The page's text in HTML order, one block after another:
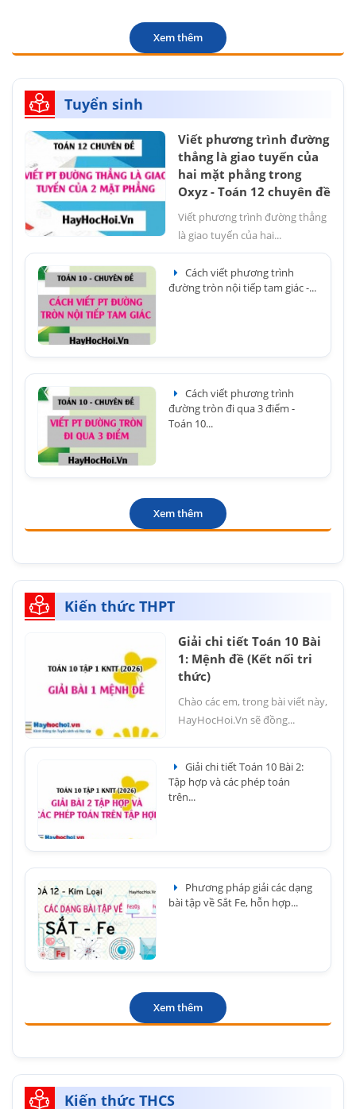
Xem thêm
Tuyển sinh
Viết phương trình đường
thẳng là giao tuyến của
hai mặt phẳng trong
Oxyz - Toán 12 chuyên đề
Viết phương trình đường thẳng
là giao tuyến của hai...
Cách viết phương trình
đường tròn nội tiếp tam giác -...
Cách viết phương trình
đường tròn đi qua 3 điểm -
Toán 10...
Xem thêm
Kiến thức THPT
Giải chi tiết Toán 10 Bài
1: Mệnh đề (Kết nối tri
thức)
Chào các em, trong bài viết này,
HayHocHoi.Vn sẽ đồng...
Giải chi tiết Toán 10 Bài 2:
Tập hợp và các phép toán
trên...
Phương pháp giải các dạng
bài tập về Sắt Fe, hỗn hợp...
Xem thêm
Kiến thức THCS